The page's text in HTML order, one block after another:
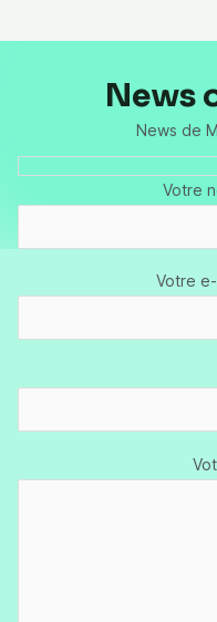
News
News de
Votre
Votre